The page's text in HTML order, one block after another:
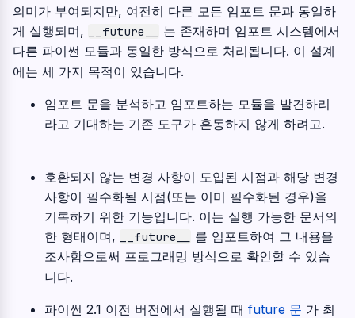
의미가 부여되지만, 여전히 다른 모든 임포트 문과 동일하
게 실행되며,
__future__
는 존재하며 임포트 시스템에서
다른 파이썬 모듈과 동일한 방식으로 처리됩니다. 이 설계
에는 세 가지 목적이 있습니다.
임포트 문을 분석하고 임포트하는 모듈을 발견하리
라고 기대하는 기존 도구가 혼동하지 않게 하려고.
호환되지 않는 변경 사항이 도입된 시점과 해당 변경
사항이 필수화될 시점(또는 이미 필수화된 경우)을
기록하기 위한 기능입니다. 이는 실행 가능한 문서의
한 형태이며,
__future__
를 임포트하여 그 내용을
조사함으로써 프로그래밍 방식으로 확인할 수 있습
니다.
파이썬 2.1 이전 버전에서 실행될 때 future 문 가 최